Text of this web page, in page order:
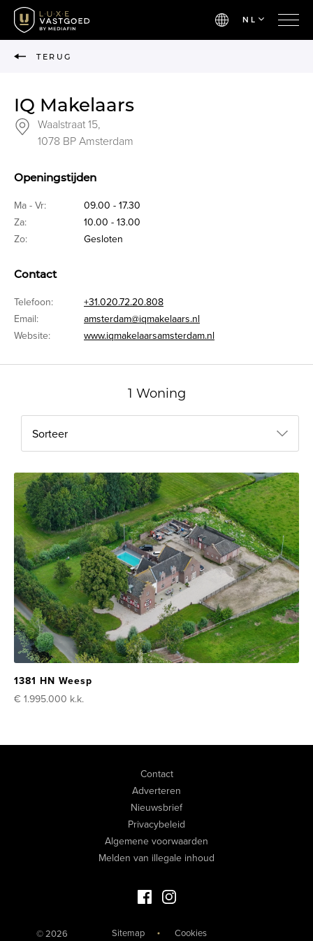
NL
TERUG
IQ Makelaars
Waalstraat 15,
1078 BP Amsterdam
Openingstijden
Ma - Vr:
09.00 - 17.30
Za:
10.00 - 13.00
Zo:
Gesloten
Contact
Telefoon:
+31.020.72.20.808
Email:
amsterdam@iqmakelaars.nl
Website:
www.iqmakelaarsamsterdam.nl
1 Woning
Sorteer
1381 HN Weesp
€ 1.995.000 k.k.
Contact
Adverteren
Nieuwsbrief
Privacybeleid
Algemene voorwaarden
Melden van illegale inhoud
Facebook Luxevastgoed
Instagram Luxevastgoed
© 2026 Sitemap Cookies